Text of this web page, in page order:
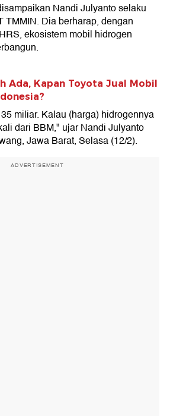
Nandi Julyanto selaku
TMMIN. Dia berharap, dengan
ekosistem mobil hidrogen
Ada, Kapan Toyota Jual Mobil
miliar. Kalau (harga) hidrogennya
dari BBM," ujar Nandi Julyanto
Jawa Barat, Selasa (12/2).
ADVERTISEMENT